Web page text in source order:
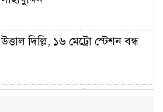
উত্তাল দিল্লি, ১৬ মেট্রো স্টেশন বন্ধ